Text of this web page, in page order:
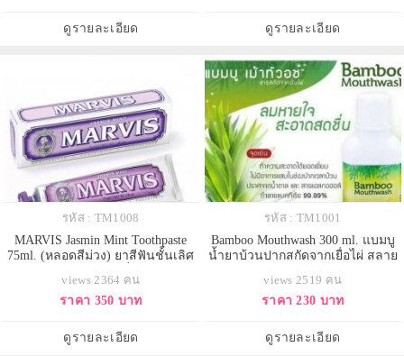
ออริจินอล รสชาติและกลิ่นจะออก
เป็นพลัมญี่ปุ่น หรือออกส้มๆ หน่อย
ดูรายละเอียด
ไม่พึงประสงค์ ลดการสะสมของ
แบคทีเรียในช่องปาก
ดูรายละเอียด
รหัส : TM1008
MARVIS Jasmin Mint Toothpaste
75ml. (หลอดสีม่วง) ยาสีฟันชั้นเลิศ
ของกลิ่นมะลิและมิ้นท์ การผสม
ผสานที่น่าทึ่งระหว่างความหอม
หอมสดชื่นของมิ้นต์ มอบลมหายใจที่
หอม สดชื่น ลดกลิ่นไม่พึงประสงค์
views 2364 คน
ราคา 350 บาท
ดูรายละเอียด
รหัส : TM1001
Bamboo Mouthwash 300 ml. แบมบู
น้ำยาบ้วนปากสกัดจากเยื่อไผ่ สลาย
กลิ่นปาก ปากเหม็น ทำความสะอาด
ได้ทั่วถึง ลดคราบพลัค ลดการสะสม
กลิ่นปาก ป้องกันปัญหาสุขภาพเหงือก
ไม่แสบช่องปาก ระงับกลิ่นป
views 2519 คน
ราคา 230 บาท
ดูรายละเอียด